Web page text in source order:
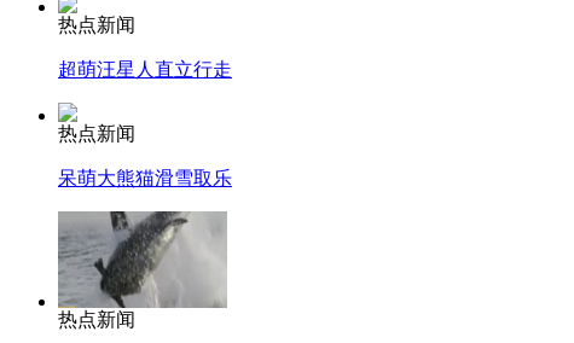
热点新闻
超萌汪星人直立行走
热点新闻
呆萌大熊猫滑雪取乐
热点新闻